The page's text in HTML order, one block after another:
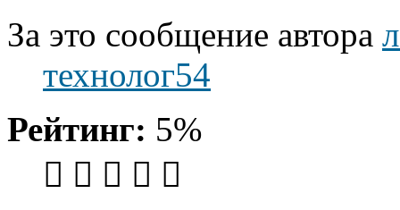
За это сообщение автора
технолог54
Рейтинг: 5%